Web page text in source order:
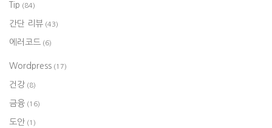
Tip (84)
간단 리뷰 (43)
에러코드 (6)
Wordpress (17)
건강 (8)
금융 (16)
도안 (1)